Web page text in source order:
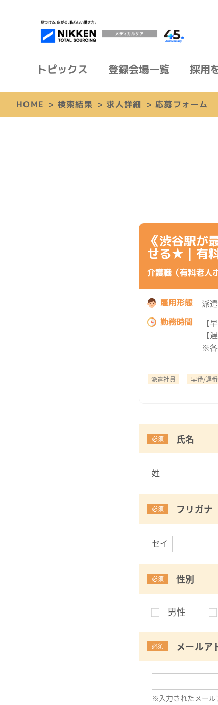
トピックス 登録会場一覧 採用
HOME > 検索結果 > 求人詳細 > 応募フォーム
《渋谷駅が
せる★｜有
介護職（有料老人
雇用形態 派
勤務時間
【
【
※
派遣社員 早番/遅番
必須 氏名
姓
必須 フリガナ
セイ
必須 性別
男性
必須 メールア
※入力されたメール